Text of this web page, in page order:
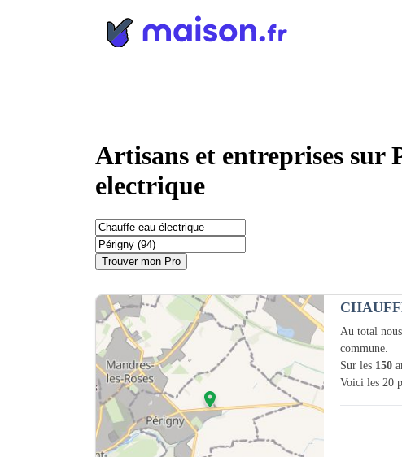
Artisans et entreprises sur
electrique
Trouver mon Pro
Au total
commune.
Sur les 150
Voici les 20